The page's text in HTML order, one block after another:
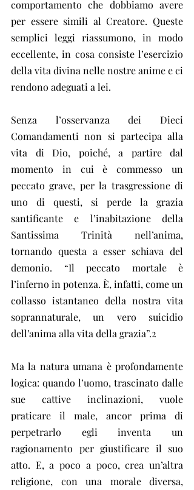
comportamento che dobbiamo avere
per essere simili al Creatore. Queste
semplici leggi riassumono, in modo
eccellente, in cosa consiste l’esercizio
della vita divina nelle nostre anime e ci
rendono adeguati a lei.
Senza l’osservanza dei Dieci
Comandamenti non si partecipa alla
vita di Dio, poiché, a partire dal
momento in cui è commesso un
peccato grave, per la trasgressione di
uno di questi, si perde la grazia
santificante e l’inabitazione della
Santissima Trinità nell’anima,
tornando questa a esser schiava del
demonio. “Il peccato mortale è
l’inferno in potenza. È, infatti, come un
collasso istantaneo della nostra vita
soprannaturale, un vero suicidio
dell’anima alla vita della grazia”.2
Ma la natura umana è profondamente
logica: quando l’uomo, trascinato dalle
sue cattive inclinazioni, vuole
praticare il male, ancor prima di
perpetrarlo egli inventa un
ragionamento per giustificare il suo
atto. E, a poco a poco, crea un’altra
religione, con una morale diversa,